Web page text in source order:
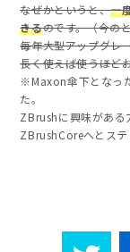
なぜかというと、一
きるのです。（今の
毎年大型アップグレ
長く使えば使うほど
※Maxon傘下となっ
た。
ZBrushに興味があ
ZBrushCoreへとステ